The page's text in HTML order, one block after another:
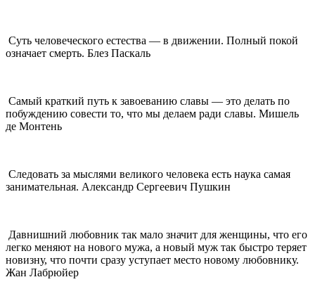
Суть человеческого естества — в движении. Полный покой
означает смерть. Блез Паскаль
Самый краткий путь к завоеванию славы — это делать по
побуждению совести то, что мы делаем ради славы. Мишель
де Монтень
Следовать за мыслями великого человека есть наука самая
занимательная. Александр Сергеевич Пушкин
Давнишний любовник так мало значит для женщины, что его
легко меняют на нового мужа, а новый муж так быстро теряет
новизну, что почти сразу уступает место новому любовнику.
Жан Лабрюйер